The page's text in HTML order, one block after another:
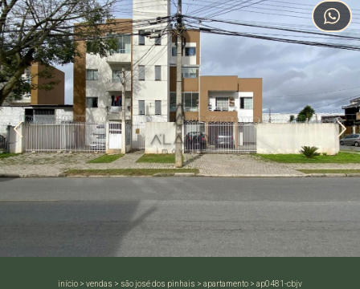
início > vendas > são josé dos pinhais > apartamento > ap0481-cbjv